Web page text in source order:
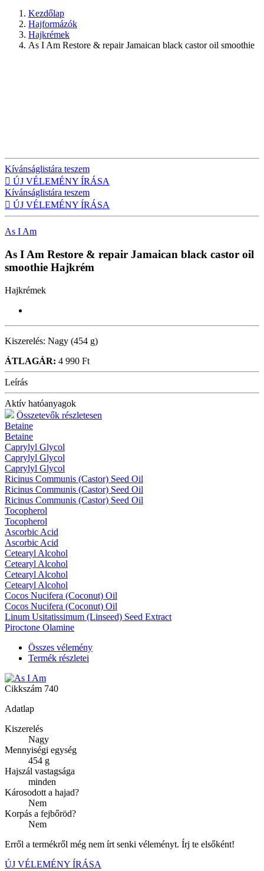
Kezdőlap
Hajformázók
Hajkrémek
As I Am Restore & repair Jamaican black castor oil smoothie
Kívánságlistára teszem
 ÚJ VÉLEMÉNY ÍRÁSA
Kívánságlistára teszem
 ÚJ VÉLEMÉNY ÍRÁSA
As I Am
As I Am Restore & repair Jamaican black castor oil
smoothie Hajkrém
Hajkrémek
Kiszerelés: Nagy (454 g)
ÁTLAGÁR: 4 990 Ft
Leírás
Aktív hatóanyagok
Összetevők részletesen
Betaine
Betaine
Caprylyl Glycol
Caprylyl Glycol
Caprylyl Glycol
Ricinus Communis (Castor) Seed Oil
Ricinus Communis (Castor) Seed Oil
Ricinus Communis (Castor) Seed Oil
Tocopherol
Tocopherol
Ascorbic Acid
Ascorbic Acid
Cetearyl Alcohol
Cetearyl Alcohol
Cetearyl Alcohol
Cetearyl Alcohol
Cocos Nucifera (Coconut) Oil
Cocos Nucifera (Coconut) Oil
Linum Usitatissimum (Linseed) Seed Extract
Piroctone Olamine
Összes vélemény
Termék részletei
Cikkszám 740
Adatlap
Kiszerelés
Nagy
Mennyiségi egység
454 g
Hajszál vastagsága
minden
Károsodott a hajad?
Nem
Korpás a fejbőröd?
Nem
Erről a termékről még nem írt senki véleményt. Írj te elsőként!
ÚJ VÉLEMÉNY ÍRÁSA